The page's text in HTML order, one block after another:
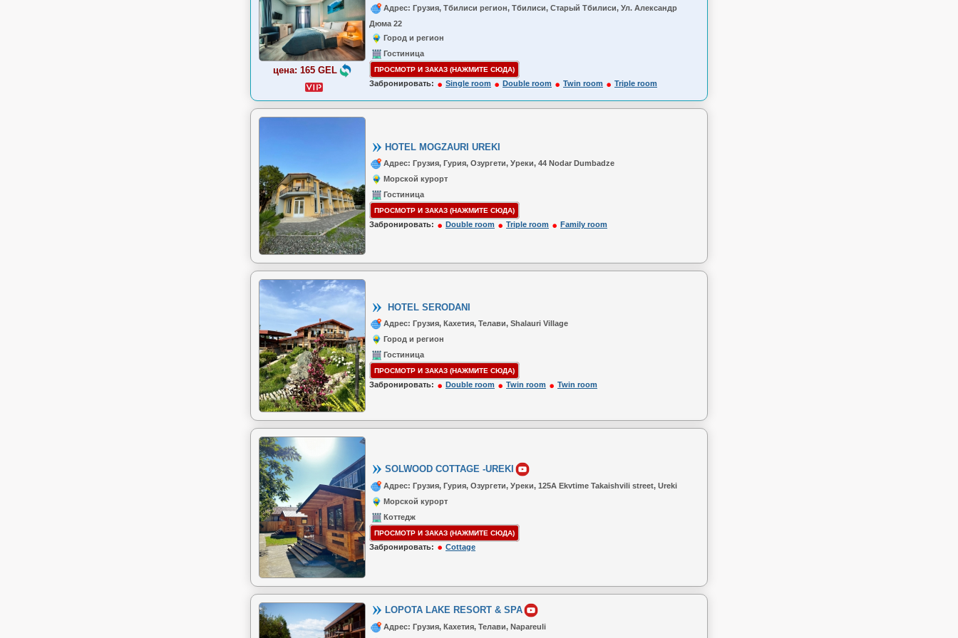
цена: 165 GEL
Адрес: Грузия, Тбилиси регион, Тбилиси, Старый Тбилиси, Ул. Александр
Дюма 22
Город и регион
Гостиница
ПРОСМОТР И ЗАКАЗ (НАЖМИТЕ СЮДА)
Забронировать: Single room Double room Twin room Triple room
HOTEL MOGZAURI UREKI
Адрес: Грузия, Гурия, Озургети, Уреки, 44 Nodar Dumbadze
Морской курорт
Гостиница
ПРОСМОТР И ЗАКАЗ (НАЖМИТЕ СЮДА)
Забронировать: Double room Triple room Family room
HOTEL SERODANI
Адрес: Грузия, Кахетия, Телави, Shalauri Village
Город и регион
Гостиница
ПРОСМОТР И ЗАКАЗ (НАЖМИТЕ СЮДА)
Забронировать: Double room Twin room Twin room
SOLWOOD COTTAGE -UREKI
Адрес: Грузия, Гурия, Озургети, Уреки, 125A Ekvtime Takaishvili street, Ureki
Морской курорт
Коттедж
ПРОСМОТР И ЗАКАЗ (НАЖМИТЕ СЮДА)
Забронировать: Cottage
LOPOTA LAKE RESORT & SPA
Адрес: Грузия, Кахетия, Телави, Napareuli